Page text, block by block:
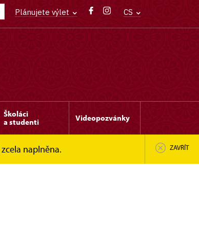
Plánujete výlet CS
Školáci
a studenti
Videopozvánky
naplněna. ZAVŘÍT